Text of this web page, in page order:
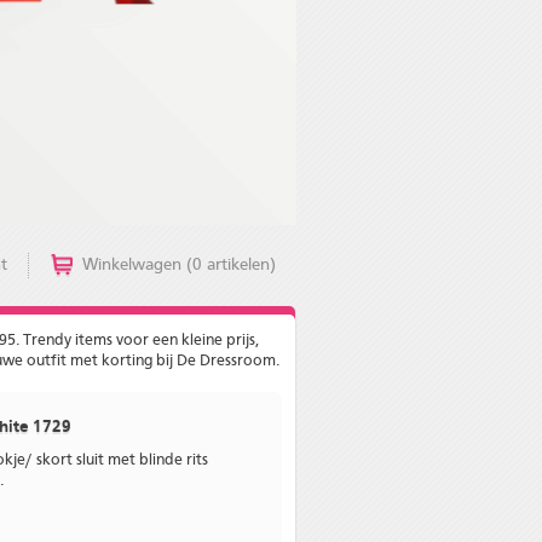
Winkelwagen (0 artikelen)
Trendy items voor een kleine prijs,
outfit met korting bij De Dressroom.
1729
skort sluit met blinde rits